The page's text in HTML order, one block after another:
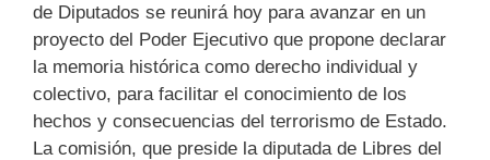
de Diputados se reunirá hoy para avanzar en un
proyecto del Poder Ejecutivo que propone declarar
la memoria histórica como derecho individual y
colectivo, para facilitar el conocimiento de los
hechos y consecuencias del terrorismo de Estado.
La comisión, que preside la diputada de Libres del